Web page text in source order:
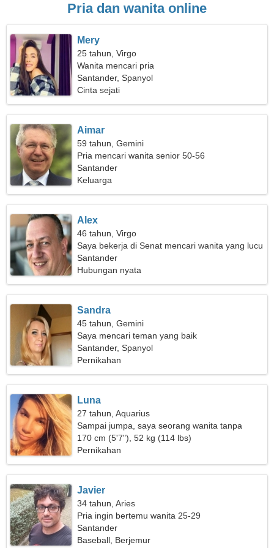
Pria dan wanita online
Mery
25 tahun, Virgo
Wanita mencari pria
Santander, Spanyol
Cinta sejati
Aimar
59 tahun, Gemini
Pria mencari wanita senior 50-56
Santander
Keluarga
Alex
46 tahun, Virgo
Saya bekerja di Senat mencari wanita yang lucu
Santander
Hubungan nyata
Sandra
45 tahun, Gemini
Saya mencari teman yang baik
Santander, Spanyol
Pernikahan
Luna
27 tahun, Aquarius
Sampai jumpa, saya seorang wanita tanpa
pamrih
170 cm (5'7"), 52 kg (114 lbs)
Pernikahan
Javier
34 tahun, Aries
Pria ingin bertemu wanita 25-29
Santander
Baseball, Berjemur